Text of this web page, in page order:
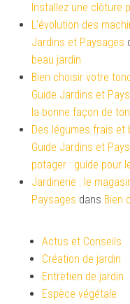
Installez une clôture
L'évolution des
Jardins et Paysages
beau jardin
Bien choisir votre
Guide Jardins et
la bonne façon de
Des légumes frais et
Guide Jardins et
potager : guide pour
Jardinerie : le
Paysages dans Bien
Actus et Conseils
Création de jardin
Entretien de jardin
Espèce végétale